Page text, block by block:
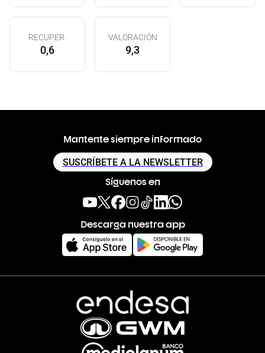
RECUPER.
0,6
VALORACIÓN
9,3
Mantente siempre informado
SUSCRÍBETE A LA NEWSLETTER
Síguenos en
Descarga nuestra app